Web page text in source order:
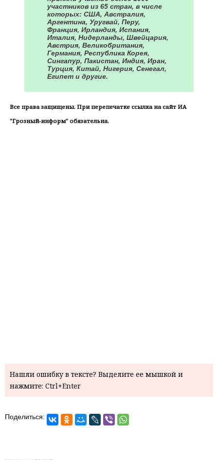
участников из 65 стран, в числе
которых: США, Австралия,
Аргентина, Уругвай, Перу,
Франция, Ирландия, Испания,
Италия, Нидерланды, Швейцария,
Австрия, Великобритания,
Германия, Республика Корея,
Сингапур, Пакистан, Индия, Иран,
Турция, Китай, Нигерия, Сенегал,
Египет и другие.
Все права защищены. При перепечатке ссылка на сайт ИА
"Грозный-информ" обязательна.
Нашли ошибку в тексте? Выделите ее мышкой и
нажмите: Ctrl+Enter
Поделиться: